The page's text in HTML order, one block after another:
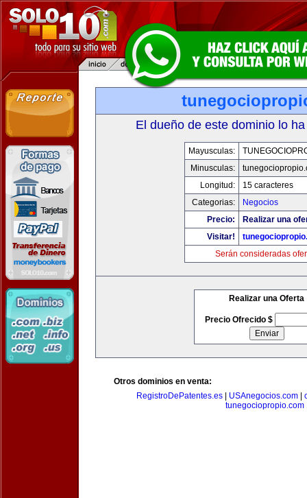
El dueño de este dominio lo
Mayusculas:
Minusculas:
Longitud:
15 caracteres
Categorias:
Negocios
Precio:
Realizar una
Visitar!
Serán consideradas
Realizar una Oferta
Precio Ofrecido $
Otros dominios en venta:
RegistroDePatentes.es
USAnegocios.com
tunegociopropio.com